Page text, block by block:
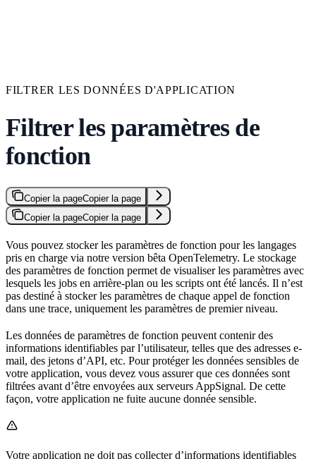
FILTRER LES DONNÉES D'APPLICATION
Filtrer les paramètres de
fonction
Copier la pageCopier la page
Copier la pageCopier la page
Vous pouvez stocker les paramètres de fonction pour les langages
pris en charge via notre version bêta OpenTelemetry. Le stockage
des paramètres de fonction permet de visualiser les paramètres avec
lesquels les jobs en arrière-plan ou les scripts ont été lancés. Il n’est
pas destiné à stocker les paramètres de chaque appel de fonction
dans une trace, uniquement les paramètres de premier niveau.
Les données de paramètres de fonction peuvent contenir des
informations identifiables par l’utilisateur, telles que des adresses e-
mail, des jetons d’API, etc. Pour protéger les données sensibles de
votre application, vous devez vous assurer que ces données sont
filtrées avant d’être envoyées aux serveurs AppSignal. De cette
façon, votre application ne fuite aucune donnée sensible.
Votre application ne doit pas collecter d’informations identifiables